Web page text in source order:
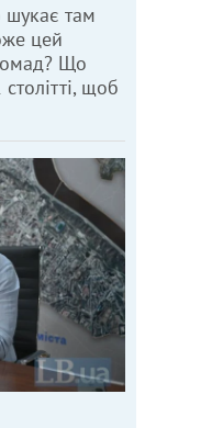
шукає там
цей
Що
щоб